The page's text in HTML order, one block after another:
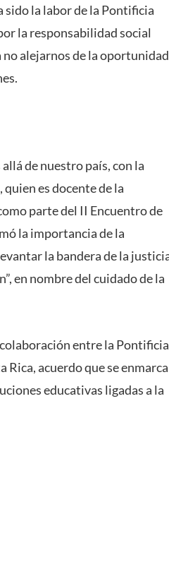
sido la labor de la Pontificia
la responsabilidad social
alejarnos de la oportunidad
de nuestro país, con la
es docente de la
parte del II Encuentro de
la importancia de la
la bandera de la
en nombre del cuidado de la
entre la Pontificia
acuerdo que se enmarca
educativas ligadas a la